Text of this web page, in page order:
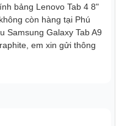
pin dung lượng cao lên
của bạn không bị
bảng Lenovo Tab 4 8"
còn hàng tại Phú
Samsung Galaxy Tab A9
em xin gửi thông